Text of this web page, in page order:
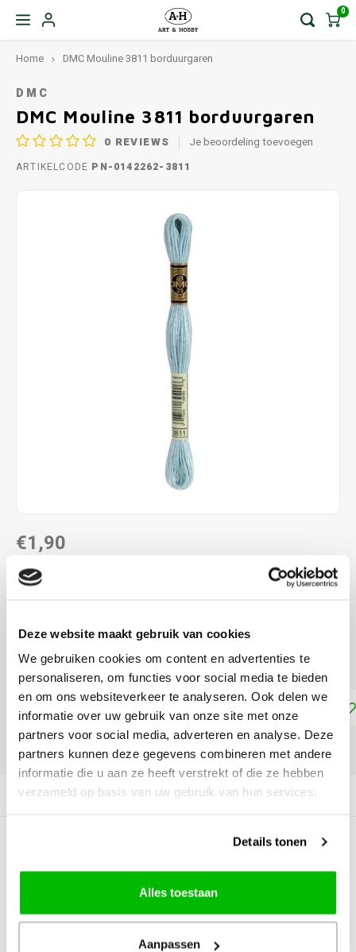
Deze website maakt gebruik van cookies
We gebruiken cookies om content en advertenties te
personaliseren, om functies voor social media te bieden
en om ons websiteverkeer te analyseren. Ook delen we
informatie over uw gebruik van onze site met onze
partners voor social media, adverteren en analyse. Deze
partners kunnen deze gegevens combineren met andere
informatie die u aan ze heeft verstrekt of die ze hebben
verzameld op basis van uw gebruik van hun services.
Details tonen
Alles toestaan
Aanpassen
0
Home DMC Mouline 3811 borduurgaren
DMC
DMC Mouline 3811 borduurgaren
0 REVIEWS Je beoordeling toevoegen
ARTIKELCODE PN-0142262-3811
€1,90
DIRECT LEVERBAAR
"DMC COLOUR VARIATIONS" OF "DMC LIGHT
EFFECTS " KOOPT, ONTVANG JE EEN KORTING VAN
100% OP HET LAAGSTGEPRIJSDE PRODUCT.
Toevoegen aan winkelwagen
DELEN:
Productomschrijving